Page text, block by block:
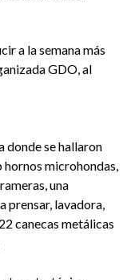
a la semana más
GDO, al
donde se hallaron
hornos microhondas,
una
prensar, lavadora,
canecas metálicas